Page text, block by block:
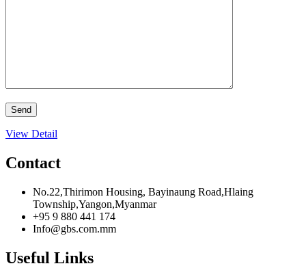
View Detail
Contact
No.22,Thirimon Housing, Bayinaung Road,Hlaing
Township,Yangon,Myanmar
+95 9 880 441 174
Info@gbs.com.mm
Useful Links